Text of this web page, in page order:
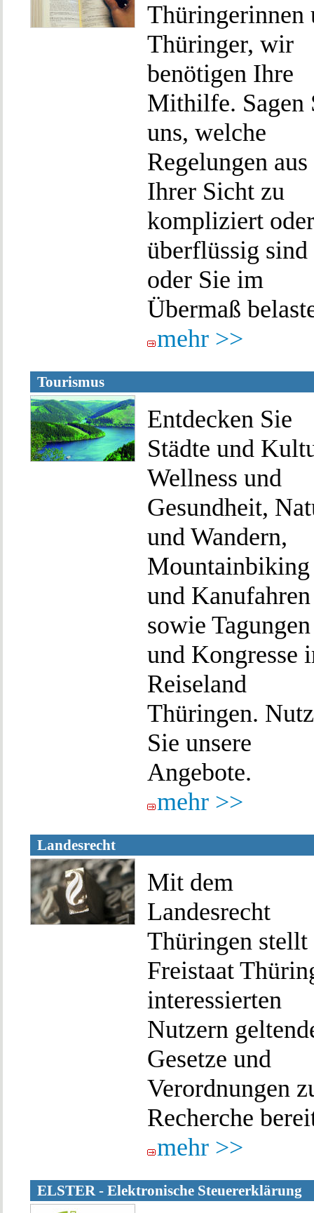
Thüringerinnen
Thüringer, wir
benötigen Ihre
Mithilfe. Sagen
uns, welche
Regelungen aus
Ihrer Sicht zu
kompliziert oder
überflüssig sind
oder Sie im
Übermaß
mehr >>
Tourismus
Entdecken Sie
Städte und
Wellness und
Gesundheit,
und Wandern,
Mountainbiking
und Kanufahren
sowie Tagungen
und Kongresse
Reiseland
Thüringen.
Sie unsere
Angebote.
mehr >>
Landesrecht
Mit dem
Landesrecht
Thüringen stellt
Freistaat
interessierten
Nutzern
Gesetze und
Verordnungen
Recherche
mehr >>
ELSTER - Elektronische Steuererklärung